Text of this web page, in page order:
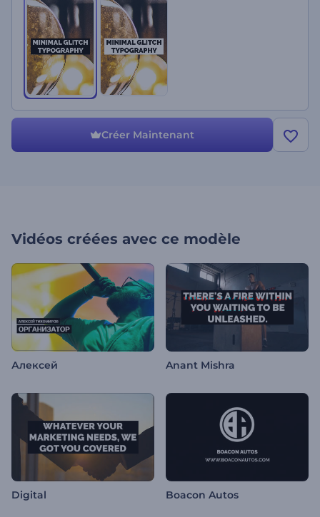
Créer Maintenant
Vidéos créées avec ce modèle
Алексей Anant Mishra
Digital Boacon Autos